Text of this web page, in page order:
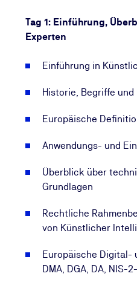
Unternehmen.
Sie lernen, wie Sie
Verordnung praxisnah
aktuelle Normen und
22898 und IDW PS 861
Anwendungsfälle.
Nachweis Ihrer KI-
den hohen
Davon profitieren
Durch die Ausbildung
KI-Spezialisten werden
Expertin bzw. zum KI-
Kompetenzen auf, um
und effizient
Tag 1: Einführung,
Experten
Einführung in
Historie, Begriffe
Europäische
Anwendungs- und
Überblick über
Grundlagen
Rechtliche
von Künstlicher
Europäische Digital-
DMA, DGA, DA, NIS-